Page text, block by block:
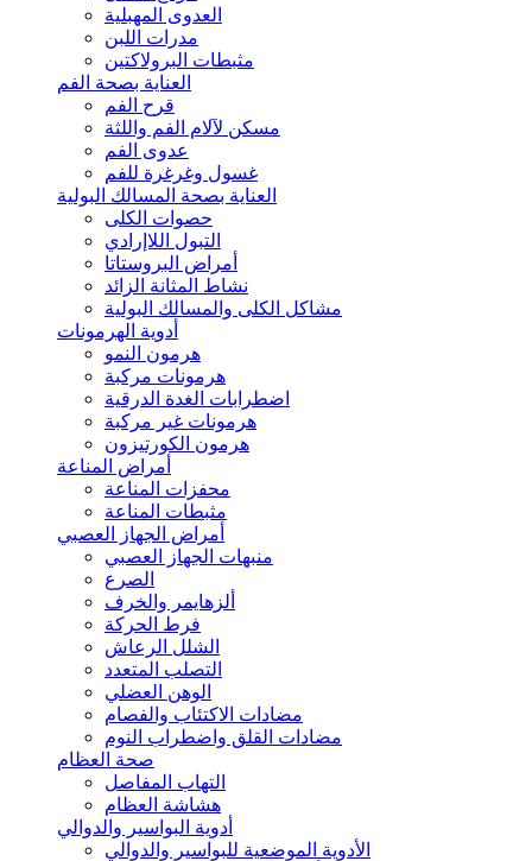
العدوى المهبلية
مدرات اللبن
مثبطات البرولاكتين
العناية بصحة الفم
قرح الفم
مسكن لآلام الفم واللثة
عدوى الفم
غسول وغرغرة للفم
العناية بصحة المسالك البولية
حصوات الكلى
التبول اللاإرادي
أمراض البروستاتا
نشاط المثانة الزائد
مشاكل الكلى والمسالك البولية
أدوية الهرمونات
هرمون النمو
هرمونات مركبة
اضطرابات الغدة الدرقية
هرمونات غير مركبة
هرمون الكورتيزون
أمراض المناعة
محفزات المناعة
مثبطات المناعة
أمراض الجهاز العصبي
منبهات الجهاز العصبي
الصرع
ألزهايمر والخرف
فرط الحركة
الشلل الرعاش
التصلب المتعدد
الوهن العضلي
مضادات الاكتئاب والفصام
مضادات القلق واضطراب النوم
صحة العظام
التهاب المفاصل
هشاشة العظام
أدوية البواسير والدوالي
الأدوية الموضعية للبواسير والدوالي